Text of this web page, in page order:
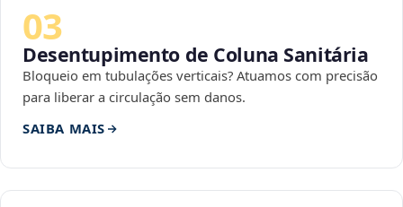
03
Desentupimento de Coluna Sanitária
Bloqueio em tubulações verticais? Atuamos com precisão
para liberar a circulação sem danos.
SAIBA MAIS